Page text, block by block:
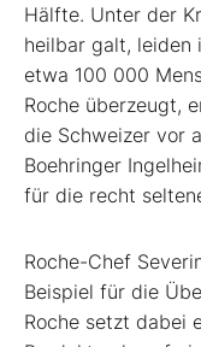
Hälfte. Unter der
heilbar galt, leiden
etwa 100 000
Roche überzeugt,
die Schweizer vor
Boehringer
für die recht
Roche-Chef
Beispiel für die
Roche setzt dabei